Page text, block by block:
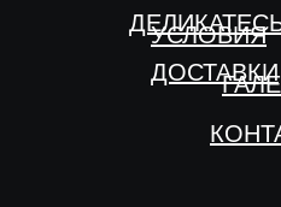
УСЛОВИЯ
ДОСТАВКИ